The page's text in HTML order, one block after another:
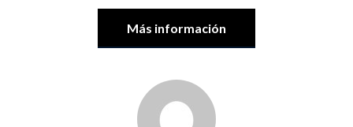
Más información